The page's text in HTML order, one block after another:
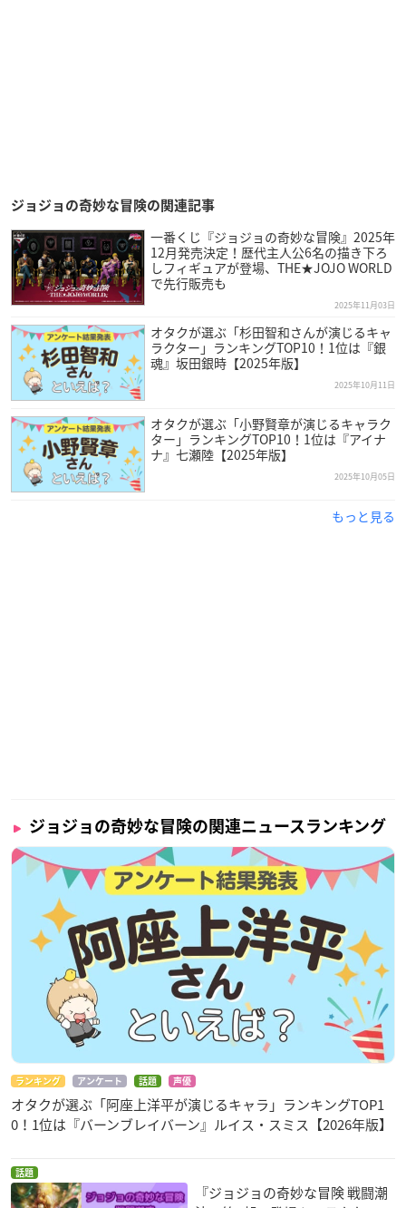
ジョジョの奇妙な冒険の関連記事
一番くじ『ジョジョの奇妙な冒険』2025年
12月発売決定！歴代主人公6名の描き下ろ
しフィギュアが登場、THE★JOJO WORLD
で先行販売も
2025年11月03日
オタクが選ぶ「杉田智和さんが演じるキャ
ラクター」ランキングTOP10！1位は『銀
魂』坂田銀時【2025年版】
2025年10月11日
オタクが選ぶ「小野賢章が演じるキャラク
ター」ランキングTOP10！1位は『アイナ
ナ』七瀬陸【2025年版】
2025年10月05日
もっと見る
ジョジョの奇妙な冒険の関連ニュースランキング
ランキング アンケート 話題 声優
オタクが選ぶ「阿座上洋平が演じるキャラ」ランキングTOP1
0！1位は『バーンブレイバーン』ルイス・スミス【2026年版】
話題
『ジョジョの奇妙な冒険 戦闘潮